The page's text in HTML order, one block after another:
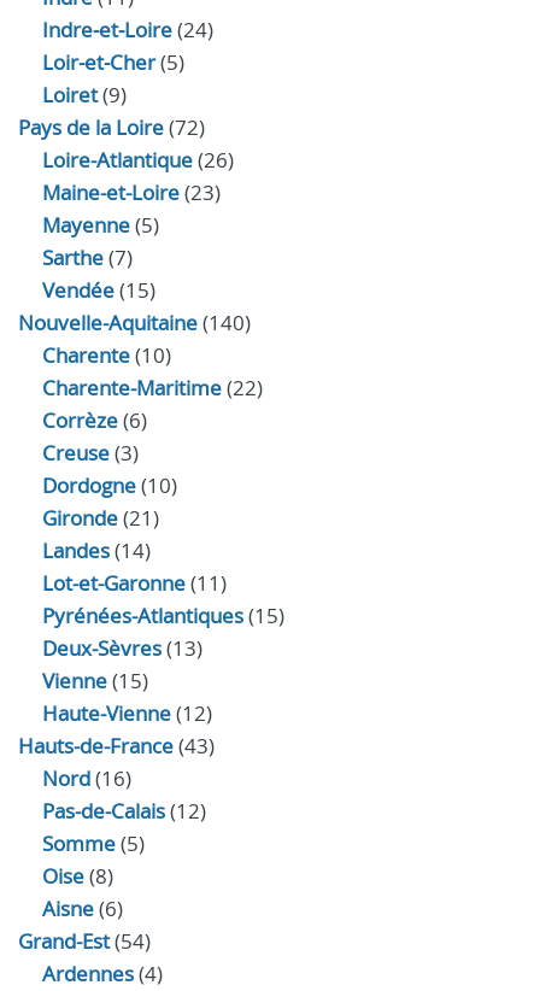
Indre‑et‑Loire(24)
Loir‑et‑Cher(5)
Loiret(9)
Pays de la Loire(72)
Loire-Atlantique(26)
Maine-et-Loire(23)
Mayenne(5)
Sarthe(7)
Vendée(15)
Nouvelle-Aquitaine(140)
Charente(10)
Charente-Maritime(22)
Corrèze(6)
Creuse(3)
Dordogne(10)
Gironde(21)
Landes(14)
Lot-et-Garonne(11)
Pyrénées-Atlantiques(15)
Deux-Sèvres(13)
Vienne(15)
Haute-Vienne(12)
Hauts-de-France(43)
Nord(16)
Pas-de-Calais(12)
Somme(5)
Oise(8)
Aisne(6)
Grand-Est(54)
Ardennes(4)